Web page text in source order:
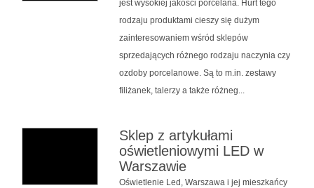
jest wysokiej jakości porcelana. Hurt tego
rodzaju produktami cieszy się dużym
zainteresowaniem wśród sklepów
sprzedających różnego rodzaju naczynia czy
ozdoby porcelanowe. Są to m.in. zestawy
filiżanek, talerzy a także różneg...
Sklep z artykułami
oświetleniowymi LED w
Warszawie
Oświetlenie Led, Warszawa i jej mieszkańcy